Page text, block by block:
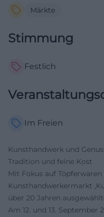
Märkte
Stimmung
Festlich
Im Freien
Kunsthandwerk und
Tradition und feine Kost
Mit Fokus auf
Kunsthandwerkermarkt
über 20 Jahren
Am 12. und 13.